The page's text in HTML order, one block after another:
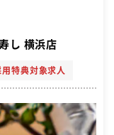
し 横浜店
特典対象求人